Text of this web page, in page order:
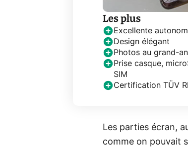
Les plus
Excellente
Design élégant
Photos au grand-
Prise casque,
SIM
Certification TÜV
Les parties écran,
comme on pouvait